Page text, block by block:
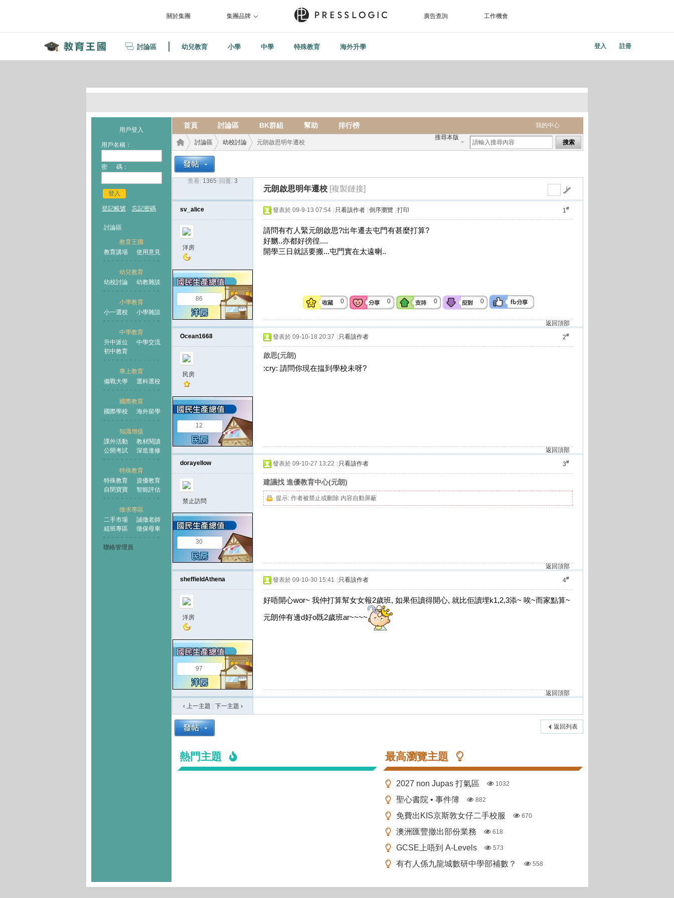
關於集團 集團品牌 廣告查詢 工作機會
討論區 幼兒教育 小學 中學 特殊教育 海外升學 登入 註冊
用戶登入
用戶名稱：
密 碼：
登入
登記帳號 忘記密碼
討論區
教育王國
教育講場
使用意見
幼兒教育
幼校討論
幼教雜談
小學教育
小一選校
小學雜談
中學教育
升中派位
中學交流
初中教育
專上教育
備戰大學
選科選校
國際教育
國際學校
海外留學
知識增值
課外活動
教材閱讀
公開考試
深造進修
特殊教育
特殊教育
資優教育
自閉寶寶
智能評估
徵求專區
二手市場
誠徵老師
組班專區
徵保母車
聯絡管理員
我的中心
首頁 討論區 BK群組 幫助 排行榜
搜尋本版
搜索
王國
討論區
›
幼校討論 元朗啟思明年遷校
查看: 1365 回覆: 3
元朗啟思明年遷校 [複製鏈接]
sv_alice
洋房
86
1#
發表於 09-9-13 07:54 只看該作者 倒序瀏覽 打印
請問有冇人緊元朗啟思?出年遷去屯門有甚麼打算?
好嬲..亦都好徬徨....
開學三日就話要搬...屯門實在太遠喇..
0 0 0 0
返回頂部
Ocean1668
民房
12
2#
發表於 09-10-18 20:37 只看該作者
啟思(元朗)
:cry: 請問你現在揾到學校未呀?
返回頂部
dorayellow
禁止訪問
30
3#
發表於 09-10-27 13:22 只看該作者
建議找 進優教育中心(元朗)
提示: 作者被禁止或刪除 內容自動屏蔽
返回頂部
sheffieldAthena
洋房
97
4#
發表於 09-10-30 15:41 只看該作者
好唔開心wor~ 我仲打算幫女女報2歲班, 如果佢讀得開心, 就比佢讀埋k1,2,3添~ 唉~而家點算~
元朗仲有邊d好o既2歲班ar~~~~
返回頂部
‹ 上一主題
下一主題 ›
返回列表
熱門主題 最高瀏覽主題
2027 non Jupas 打氣區 1032
聖心書院 • 事件簿 882
免費出KIS京斯敦女仔二手校服 670
澳洲匯豐撤出部份業務 618
GCSE上唔到 A-Levels 573
有冇人係九龍城數研中學部補數？ 558